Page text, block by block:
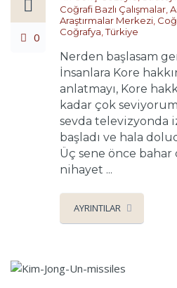
0
Coğrafi Bazlı Çalışmalar,
Araştırmalar Merkezi,
Coğrafya,Türkiye
Nerden başlasam
İnsanlara Kore
anlatmayı, Kore
kadar çok
sevda televizyonda
başladı ve hala
Üç sene önce
nihayet ...
AYRINTILAR